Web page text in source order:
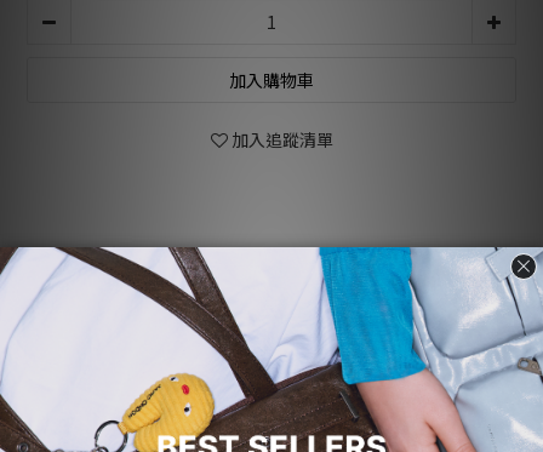
加入購物車
加入追蹤清單
商品描述 顧客評價